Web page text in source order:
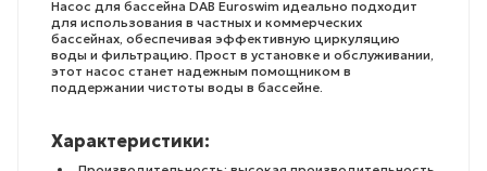
Насос для бассейна DAB Euroswim идеально подходит
для использования в частных и коммерческих
бассейнах, обеспечивая эффективную циркуляцию
воды и фильтрацию. Прост в установке и обслуживании,
этот насос станет надежным помощником в
поддержании чистоты воды в бассейне.
Характеристики: